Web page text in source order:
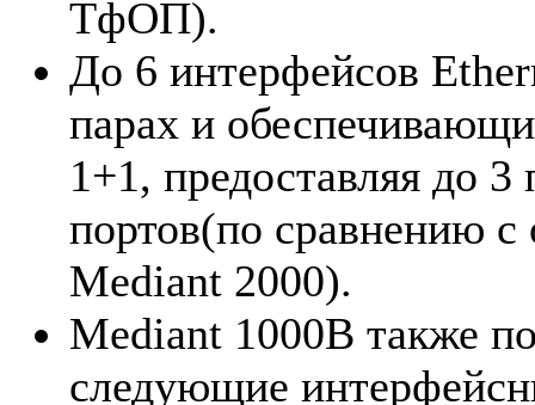
ТфОП).
До 6 интерфейсов
парах и
1+1, предоставляя до
портов(по сравнению с
Mediant 2000).
Mediant 1000B также
следующие